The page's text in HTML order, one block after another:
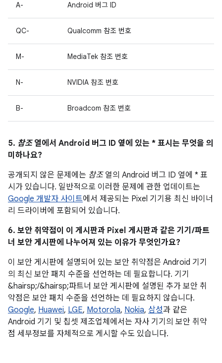
A- Android 버그 ID
QC- Qualcomm 참조 번호
M- MediaTek 참조 번호
N- NVIDIA 참조 번호
B- Broadcom 참조 번호
5. 참조열에서 Android 버그 ID 옆에 있는 * 표시는 무엇을 의
미하나요?
공개되지 않은 문제에는 참조열의 Android 버그 ID 옆에 * 표
시가 있습니다. 일반적으로 이러한 문제에 관한 업데이트는
Google 개발자 사이트에서 제공되는 Pixel 기기용 최신 바이너
리 드라이버에 포함되어 있습니다.
6. 보안 취약점이 이 게시판과 Pixel 게시판과 같은 기기/파트
너 보안 게시판에 나누어져 있는 이유가 무엇인가요?
이 보안 게시판에 설명되어 있는 보안 취약점은 Android 기기
의 최신 보안 패치 수준을 선언하는 데 필요합니다. 기기
&hairsp;/&hairsp;파트너 보안 게시판에 설명된 추가 보안 취
약점은 보안 패치 수준을 선언하는 데 필요하지 않습니다.
Google, Huawei, LGE, Motorola, Nokia, 삼성과 같은
Android 기기 및 칩셋 제조업체에서는 자사 기기의 보안 취약
점 세부정보를 자체적으로 게시할 수도 있습니다.